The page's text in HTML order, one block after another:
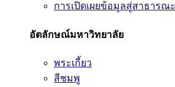
การเปิดเผยข้อมูลสู่สาธารณะ
อัตลักษณ์มหาวิทยาลัย
พระเกี้ยว
สีชมพู